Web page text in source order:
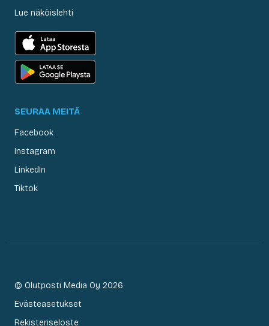
Lue näköislehti
SEURAA MEITÄ
Facebook
Instagram
LinkedIn
Tiktok
© Olutposti Media Oy 2026
Evästeasetukset
Rekisteriseloste